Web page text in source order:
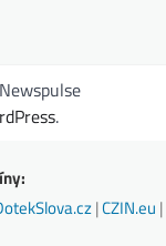
.
|CZIN.eu |